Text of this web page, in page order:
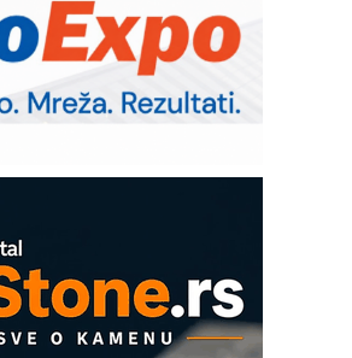
- više od 40 godina
u industriji
ADVANCED INDICATOR
signalizacija za efikasnije
mašinama
Management
podižu proizvodnju
različitih oblika